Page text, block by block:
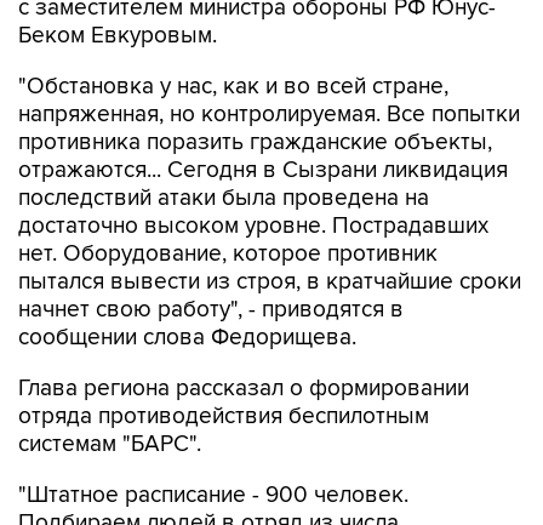
"Обстановка у нас, как и во всей стране,
противника поразить гражданские объекты,
отражаются... Сегодня в Сызрани ликвидация
последствий атаки была проведена на
достаточно высоком уровне. Пострадавших
нет. Оборудование, которое противник
пытался вывести из строя, в кратчайшие сроки
начнет свою работу", - приводятся в
сообщении слова Федорищева.
Глава региона рассказал о формировании
системам "БАРС".
"Штатное расписание - 900 человек.
резервистов - тех, кто получал боевой опыт.